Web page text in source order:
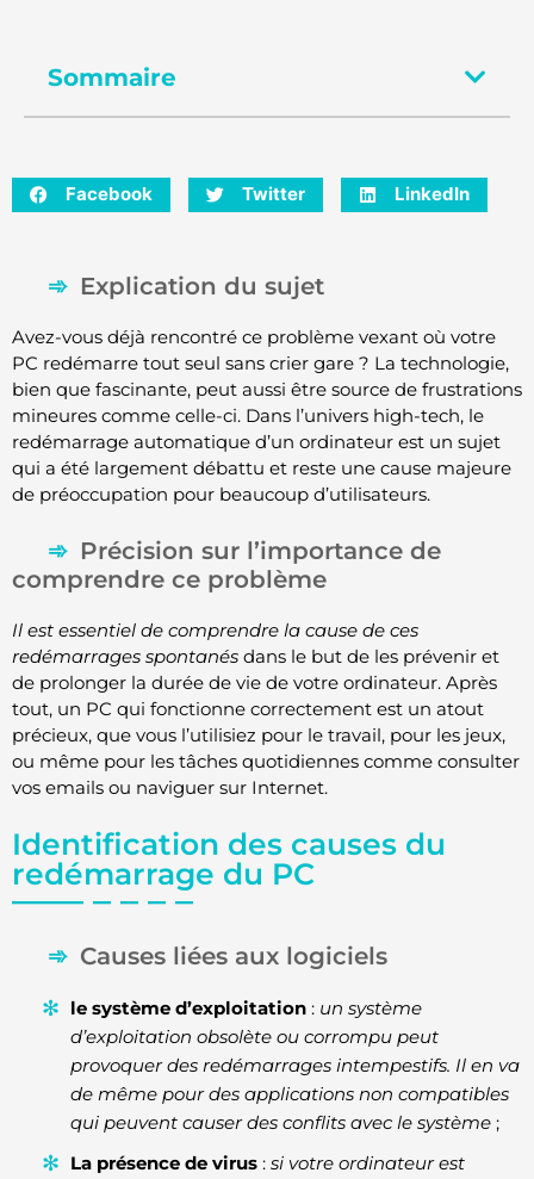
Sommaire
Facebook Twitter LinkedIn
Explication du sujet
Avez-vous déjà rencontré ce problème vexant où votre
PC redémarre tout seul sans crier gare ? La technologie,
bien que fascinante, peut aussi être source de frustrations
mineures comme celle-ci. Dans l’univers high-tech, le
redémarrage automatique d’un ordinateur est un sujet
qui a été largement débattu et reste une cause majeure
de préoccupation pour beaucoup d’utilisateurs.
Précision sur l’importance de
comprendre ce problème
Il est essentiel de comprendre la cause de ces
redémarrages spontanés dans le but de les prévenir et
de prolonger la durée de vie de votre ordinateur. Après
tout, un PC qui fonctionne correctement est un atout
précieux, que vous l’utilisiez pour le travail, pour les jeux,
ou même pour les tâches quotidiennes comme consulter
vos emails ou naviguer sur Internet.
Identification des causes du
redémarrage du PC
Causes liées aux logiciels
le système d’exploitation : un système
d’exploitation obsolète ou corrompu peut
provoquer des redémarrages intempestifs. Il en va
de même pour des applications non compatibles
qui peuvent causer des conflits avec le système ;
La présence de virus : si votre ordinateur est